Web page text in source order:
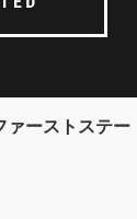
ァーストステー